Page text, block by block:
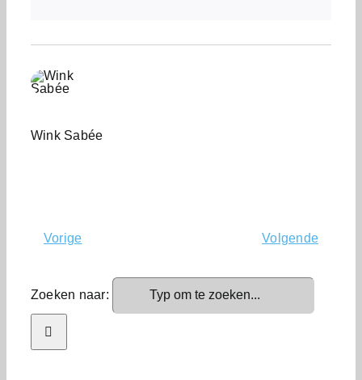
Wink Sabée
Vorige Volgende
Zoeken naar: